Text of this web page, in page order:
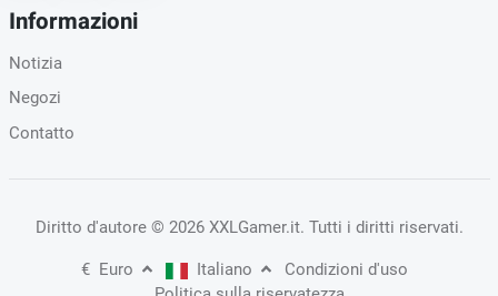
Informazioni
Notizia
Negozi
Contatto
Diritto d'autore © 2026 XXLGamer.it. Tutti i diritti riservati.
€ Euro Italiano
Condizioni d'uso